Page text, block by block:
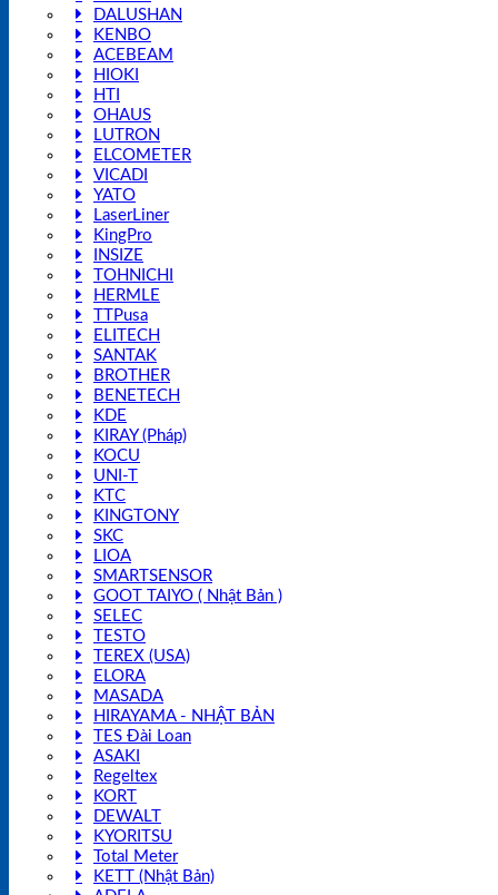
DALUSHAN
KENBO
ACEBEAM
HIOKI
HTI
OHAUS
LUTRON
ELCOMETER
VICADI
YATO
LaserLiner
KingPro
INSIZE
TOHNICHI
HERMLE
TTPusa
ELITECH
SANTAK
BROTHER
BENETECH
KDE
KIRAY (Pháp)
KOCU
UNI-T
KTC
KINGTONY
SKC
LIOA
SMARTSENSOR
GOOT TAIYO ( Nhật Bản )
SELEC
TESTO
TEREX (USA)
ELORA
MASADA
HIRAYAMA - NHẬT BẢN
TES Đài Loan
ASAKI
Regeltex
KORT
DEWALT
KYORITSU
Total Meter
KETT (Nhật Bản)